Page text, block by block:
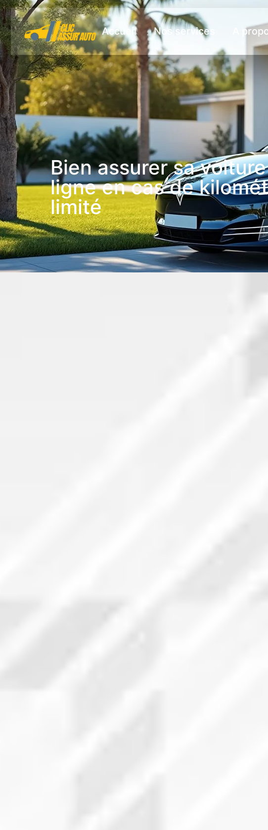
Accueil Nos services A
Bien assurer sa
ligne en cas de
limité